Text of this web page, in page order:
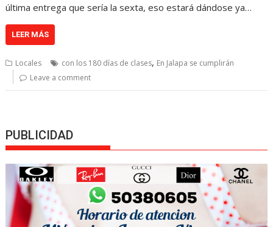
última entrega que sería la sexta, eso estará dándose ya…
LEER MÁS
Locales con los 180 días de clases, En Jalapa se cumplirán
Leave a comment
PUBLICIDAD